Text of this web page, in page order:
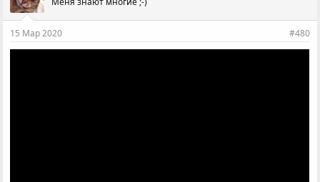
т
и
:
15 Мар 2020 #480